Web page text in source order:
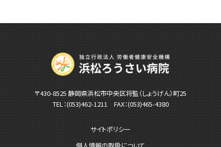
〒430-8525 静岡県浜松市中央区将監（しょうげん）町25
TEL：(053)462-1211 FAX：(053)465-4380
サイトポリシー